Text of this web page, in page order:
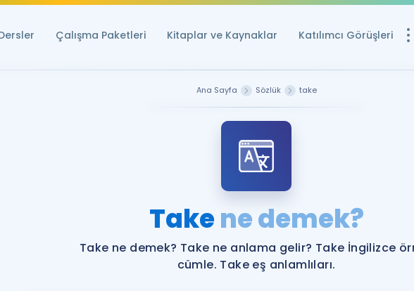
Çalışma Paketleri Kitaplar ve Kaynaklar Katılımcı Görüşleri
YDS ve YÖKDİL
Rehberlik Aracı
YDS ve YÖKDİL'e
Ana Sayfa Sözlük take
Takene demek?
Take ne demek? Take ne anlama gelir? Take İngilizce
cümle. Take eş anlamlıları.